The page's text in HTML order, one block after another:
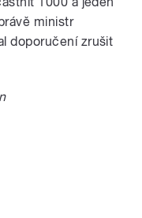
ministr
doporučení zrušit